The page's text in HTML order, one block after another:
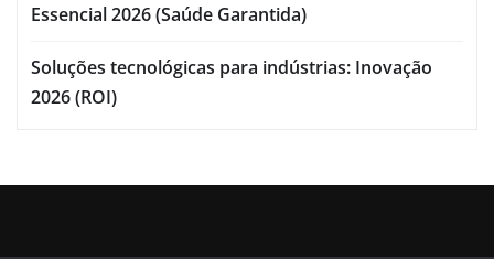
Essencial 2026 (Saúde Garantida)
Soluções tecnológicas para indústrias: Inovação
2026 (ROI)